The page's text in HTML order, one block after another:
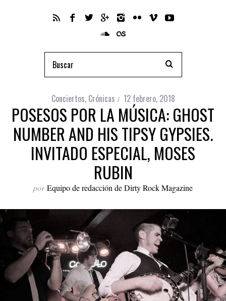
Conciertos, Crónicas 12 febrero, 2018
POSESOS POR LA MÚSICA: GHOST
NUMBER AND HIS TIPSY GYPSIES.
INVITADO ESPECIAL, MOSES
RUBIN
por Equipo de redacción de Dirty Rock Magazine